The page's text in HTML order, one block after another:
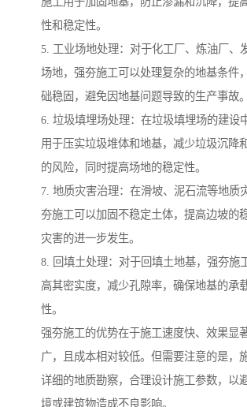
性和稳定性。
5. 工业场地处理：对于化工厂、炼油厂、
场地，强夯施工可以处理复杂的地基条件
础稳固，避免因地基问题导致的生产事故。
6. 垃圾填埋场处理：在垃圾填埋场的建设
用于压实垃圾堆体和地基，减少垃圾沉降
的风险，同时提高场地的稳定性。
7. 地质灾害治理：在滑坡、泥石流等地质
夯施工可以加固不稳定土体，提高边坡的
灾害的进一步发生。
8. 回填土处理：对于回填土地基，强夯施
高其密实度，减少孔隙率，确保地基的承
性。
强夯施工的优势在于施工速度快、效果显
广，且成本相对较低。但需要注意的是，
详细的地质勘察，合理设计施工参数，以
境或建筑物造成不良影响。